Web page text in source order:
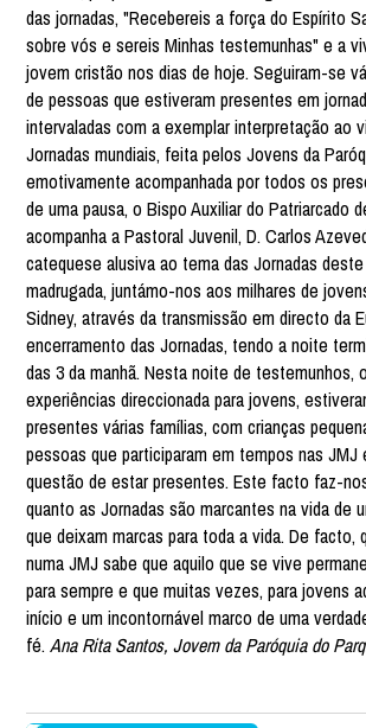
das jornadas, "Recebereis a força do Espírito
sobre vós e sereis Minhas testemunhas" e a
jovem cristão nos dias de hoje. Seguiram-se
de pessoas que estiveram presentes em
intervaladas com a exemplar interpretação ao
Jornadas mundiais, feita pelos Jovens da
emotivamente acompanhada por todos os
de uma pausa, o Bispo Auxiliar do Patriarcado
acompanha a Pastoral Juvenil, D. Carlos
catequese alusiva ao tema das Jornadas
madrugada, juntámo-nos aos milhares de
Sidney, através da transmissão em directo da
encerramento das Jornadas, tendo a noite
das 3 da manhã. Nesta noite de testemunhos,
experiências direccionada para jovens,
presentes várias famílias, com crianças
pessoas que participaram em tempos nas JMJ
questão de estar presentes. Este facto faz-
quanto as Jornadas são marcantes na vida de
que deixam marcas para toda a vida. De facto,
numa JMJ sabe que aquilo que se vive
para sempre e que muitas vezes, para jovens
início e um incontornável marco de uma
fé.Ana Rita Santos, Jovem da Paróquia do